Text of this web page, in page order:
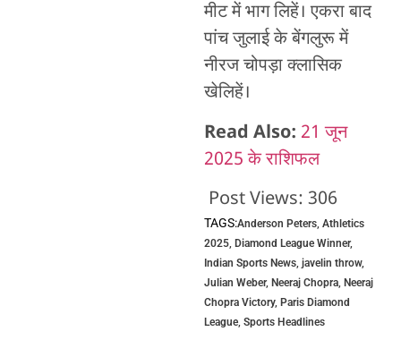
मीट में भाग लिहें। एकरा बाद
पांच जुलाई के बेंगलुरू में
नीरज चोपड़ा क्लासिक
खेलिहें।
Read Also: 21 जून
2025 के राशिफल
Post Views: 306
TAGS:Anderson Peters, Athletics
2025, Diamond League Winner,
Indian Sports News, javelin throw,
Julian Weber, Neeraj Chopra, Neeraj
Chopra Victory, Paris Diamond
League, Sports Headlines